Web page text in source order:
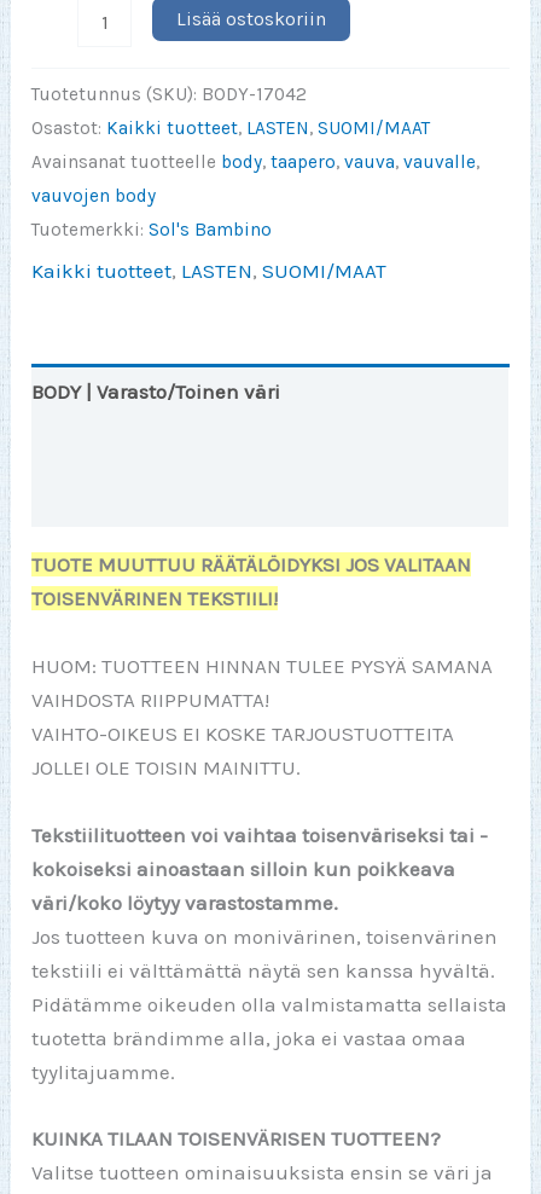
LEIJONA
määrä
Lisää ostoskoriin
Tuotetunnus (SKU): BODY-17042
Osastot: Kaikki tuotteet, LASTEN,SUOMI/MAAT
Avainsanat tuotteelle body,taapero,vauva,vauvalle,
vauvojen body
Tuotemerkki:Sol's Bambino
Kaikki tuotteet, LASTEN,SUOMI/MAAT
BODY | Varasto/Toinen väri
TUOTE MUUTTUU RÄÄTÄLÖIDYKSI JOS VALITAAN
TOISENVÄRINEN TEKSTIILI!
HUOM: TUOTTEEN HINNAN TULEE PYSYÄ SAMANA
VAIHDOSTA RIIPPUMATTA!
VAIHTO-OIKEUS EI KOSKE TARJOUSTUOTTEITA
JOLLEI OLE TOISIN MAINITTU.
Tekstiilituotteen voi vaihtaa toisenväriseksi tai -
kokoiseksi ainoastaan silloin kun poikkeava
väri/koko löytyy varastostamme.
Jos tuotteen kuva on monivärinen, toisenvärinen
tekstiili ei välttämättä näytä sen kanssa hyvältä.
Pidätämme oikeuden olla valmistamatta sellaista
tuotetta brändimme alla, joka ei vastaa omaa
tyylitajuamme.
KUINKA TILAAN TOISENVÄRISEN TUOTTEEN?
Valitse tuotteen ominaisuuksista ensin se väri ja